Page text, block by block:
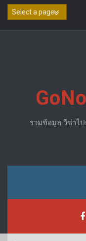
Skip
รวมข้อมูล วีซ่าไป